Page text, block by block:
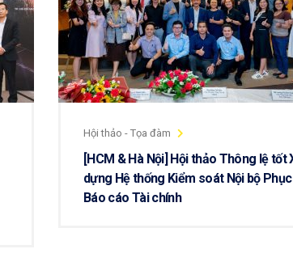
Hội thảo - Tọa đàm
[HCM & Hà Nội] Hội thảo Thông lệ tốt
dựng Hệ thống Kiểm soát Nội bộ
Báo cáo Tài chính